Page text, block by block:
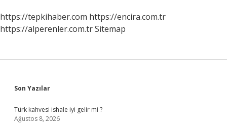
https://tepkihaber.com https://encira.com.tr
https://alperenler.com.trSitemap
Sidebar
Son Yazılar
Türk kahvesi ishale iyi gelir mi ?
Ağustos 8, 2026